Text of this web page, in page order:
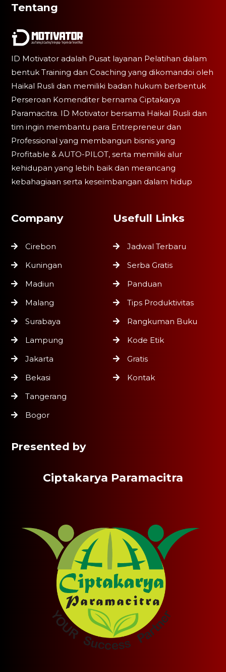
Tentang
ID Motivator adalah Pusat layanan Pelatihan dalam
bentuk Training dan Coaching yang dikomandoi oleh
Haikal Rusli dan memiliki badan hukum berbentuk
Perseroan Komenditer bernama Ciptakarya
Paramacitra. ID Motivator bersama Haikal Rusli dan
tim ingin membantu para Entrepreneur dan
Professional yang membangun bisnis yang
Profitable & AUTO-PILOT, serta memiliki alur
kehidupan yang lebih baik dan merancang
kebahagiaan serta keseimbangan dalam hidup
Company
Cirebon
Kuningan
Madiun
Malang
Surabaya
Lampung
Jakarta
Bekasi
Tangerang
Bogor
Usefull Links
Jadwal Terbaru
Serba Gratis
Panduan
Tips Produktivitas
Rangkuman Buku
Kode Etik
Gratis
Kontak
Presented by
Ciptakarya Paramacitra